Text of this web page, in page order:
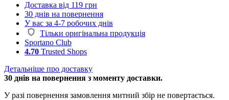
Доставка від 119 грн
30 днів на повернення
У вас за 4-7 робочих днів
Тільки оригінальна продукція
Sportano Club
4.70 Trusted Shops
Детальніше про доставку
30 днів на повернення з моменту доставки.
У разі повернення замовлення митний збір не повертається.